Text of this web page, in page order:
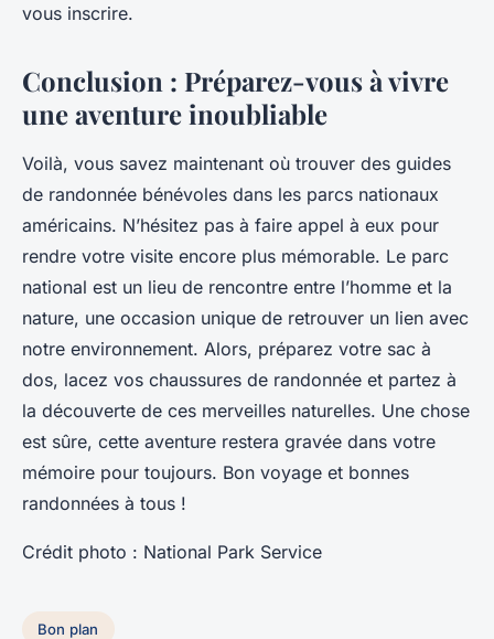
vous inscrire.
Conclusion : Préparez-vous à vivre
une aventure inoubliable
Voilà, vous savez maintenant où trouver des guides
de randonnée bénévoles dans les parcs nationaux
américains. N’hésitez pas à faire appel à eux pour
rendre votre visite encore plus mémorable. Le parc
national est un lieu de rencontre entre l’homme et la
nature, une occasion unique de retrouver un lien avec
notre environnement. Alors, préparez votre sac à
dos, lacez vos chaussures de randonnée et partez à
la découverte de ces merveilles naturelles. Une chose
est sûre, cette aventure restera gravée dans votre
mémoire pour toujours. Bon voyage et bonnes
randonnées à tous !
Crédit photo : National Park Service
Bon plan